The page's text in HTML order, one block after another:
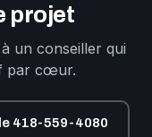
projet
un conseiller qui
par cœur.
418-559-4080